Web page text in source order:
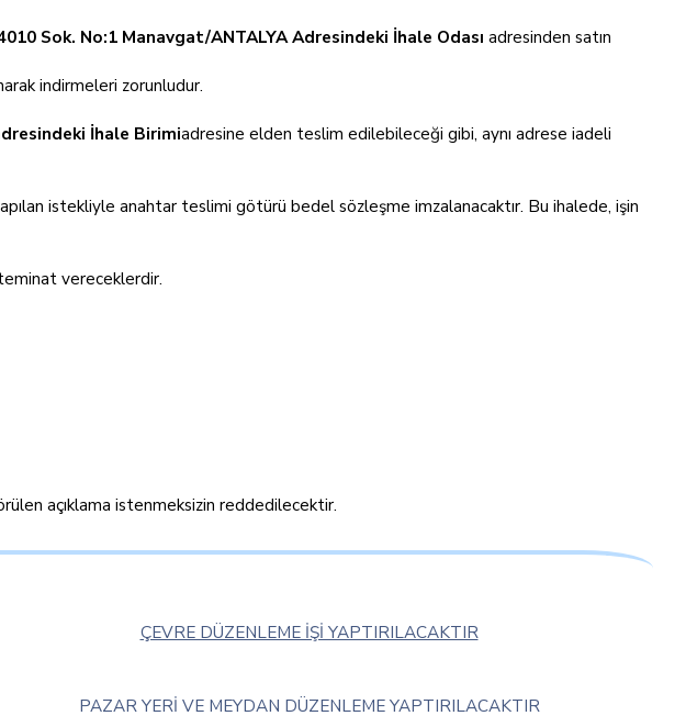
Sok. No:1 Manavgat/ANTALYA Adresindeki İhale Odası adresinden satın
indirmeleri zorunludur.
İhale Birimiadresine elden teslim edilebileceği gibi, aynı adrese iadeli
istekliyle anahtar teslimi götürü bedel sözleşme imzalanacaktır. Bu ihalede, işin
vereceklerdir.
açıklama istenmeksizin reddedilecektir.
ÇEVRE DÜZENLEME İŞİ YAPTIRILACAKTIR
PAZAR YERİ VE MEYDAN DÜZENLEME YAPTIRILACAKTIR